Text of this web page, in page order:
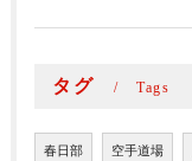
タグ Tags
春日部 空手道場